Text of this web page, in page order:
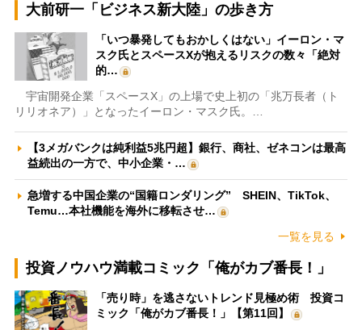
大前研一「ビジネス新大陸」の歩き方
「いつ暴発してもおかしくはない」イーロン・マ
スク氏とスペースXが抱えるリスクの数々「絶対
的…
宇宙開発企業「スペースX」の上場で史上初の「兆万長者（ト
リリオネア）」となったイーロン・マスク氏。…
【3メガバンクは純利益5兆円超】銀行、商社、ゼネコンは最高
益続出の一方で、中小企業・…
急増する中国企業の“国籍ロンダリング” SHEIN、TikTok、
Temu…本社機能を海外に移転させ…
一覧を見る
投資ノウハウ満載コミック「俺がカブ番長！」
「売り時」を逃さないトレンド見極め術 投資コ
ミック「俺がカブ番長！」【第11回】